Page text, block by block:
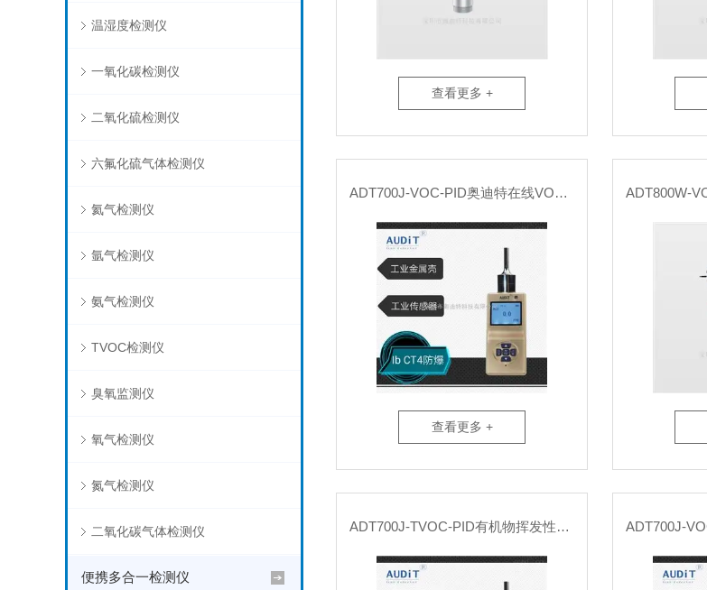
温湿度检测仪
一氧化碳检测仪
二氧化硫检测仪
六氟化硫气体检测仪
氦气检测仪
氩气检测仪
氨气检测仪
TVOC检测仪
臭氧监测仪
氧气检测仪
氮气检测仪
二氧化碳气体检测仪
便携多合一检测仪
查看更多 +
ADT700J-VOC-PID奥迪特在线VOC监测仪
查看更多 +
ADT700J-TVOC-PID有机物挥发性TVOC便携式气体批发